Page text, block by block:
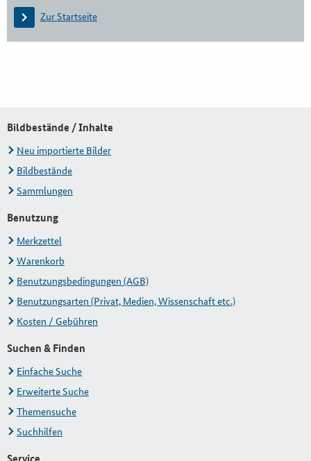
Zur Startseite
Bildbestände / Inhalte
Neu importierte Bilder
Bildbestände
Sammlungen
Benutzung
Merkzettel
Warenkorb
Benutzungsbedingungen (AGB)
Benutzungsarten (Privat, Medien, Wissenschaft etc.)
Kosten / Gebühren
Suchen & Finden
Einfache Suche
Erweiterte Suche
Themensuche
Suchhilfen